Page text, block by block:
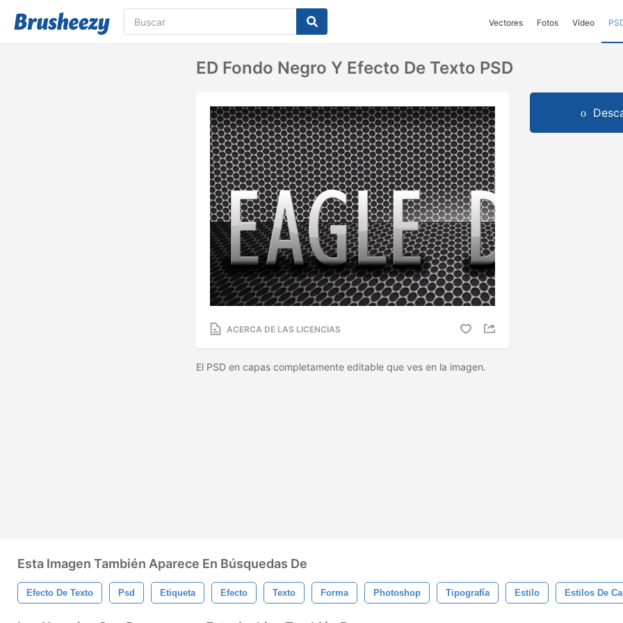
Vectores Fotos Vídeo
ED Fondo Negro Y Efecto De Texto PSD
ACERCA DE LAS LICENCIAS
El PSD en capas completamente editable que ves en la imagen.
Esta Imagen También Aparece En Búsquedas De
Efecto De Texto Psd Etiqueta Efecto Texto Forma Photoshop Tipografía Estilo Estilos De